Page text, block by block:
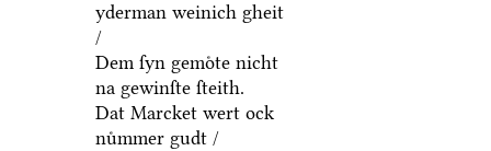
yderman weinich gheit
/
Dem ſyn gemoͤte nicht
na gewinſte ſteith.
Dat Marcket wert ock
nuͤmmer gudt /